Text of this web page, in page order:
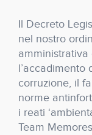
Il Decreto
nel nostro
l’accadimento
corruzione, il
norme
i reati
Team